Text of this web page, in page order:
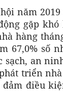
năm 2019
gặp
hàng
67,0% số
sạch, an
triển
điều